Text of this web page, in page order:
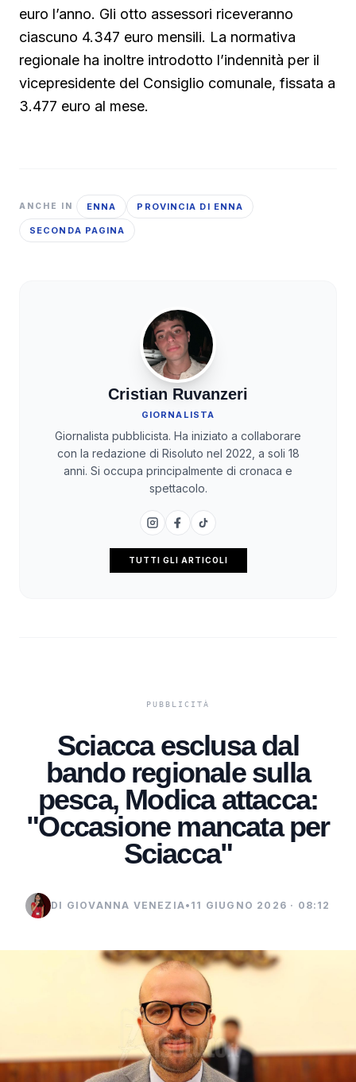
euro l’anno. Gli otto assessori riceveranno
ciascuno 4.347 euro mensili. La normativa
regionale ha inoltre introdotto l’indennità per il
vicepresidente del Consiglio comunale, fissata a
3.477 euro al mese.
ANCHE IN ENNA PROVINCIA DI ENNA
SECONDA PAGINA
Cristian Ruvanzeri
GIORNALISTA
Giornalista pubblicista. Ha iniziato a collaborare
con la redazione di Risoluto nel 2022, a soli 18
anni. Si occupa principalmente di cronaca e
spettacolo.
TUTTI GLI ARTICOLI
Sciacca esclusa dal
bando regionale sulla
pesca, Modica attacca:
"Occasione mancata per
Sciacca"
DI GIOVANNA VENEZIA• 11 GIUGNO 2026 · 08:12